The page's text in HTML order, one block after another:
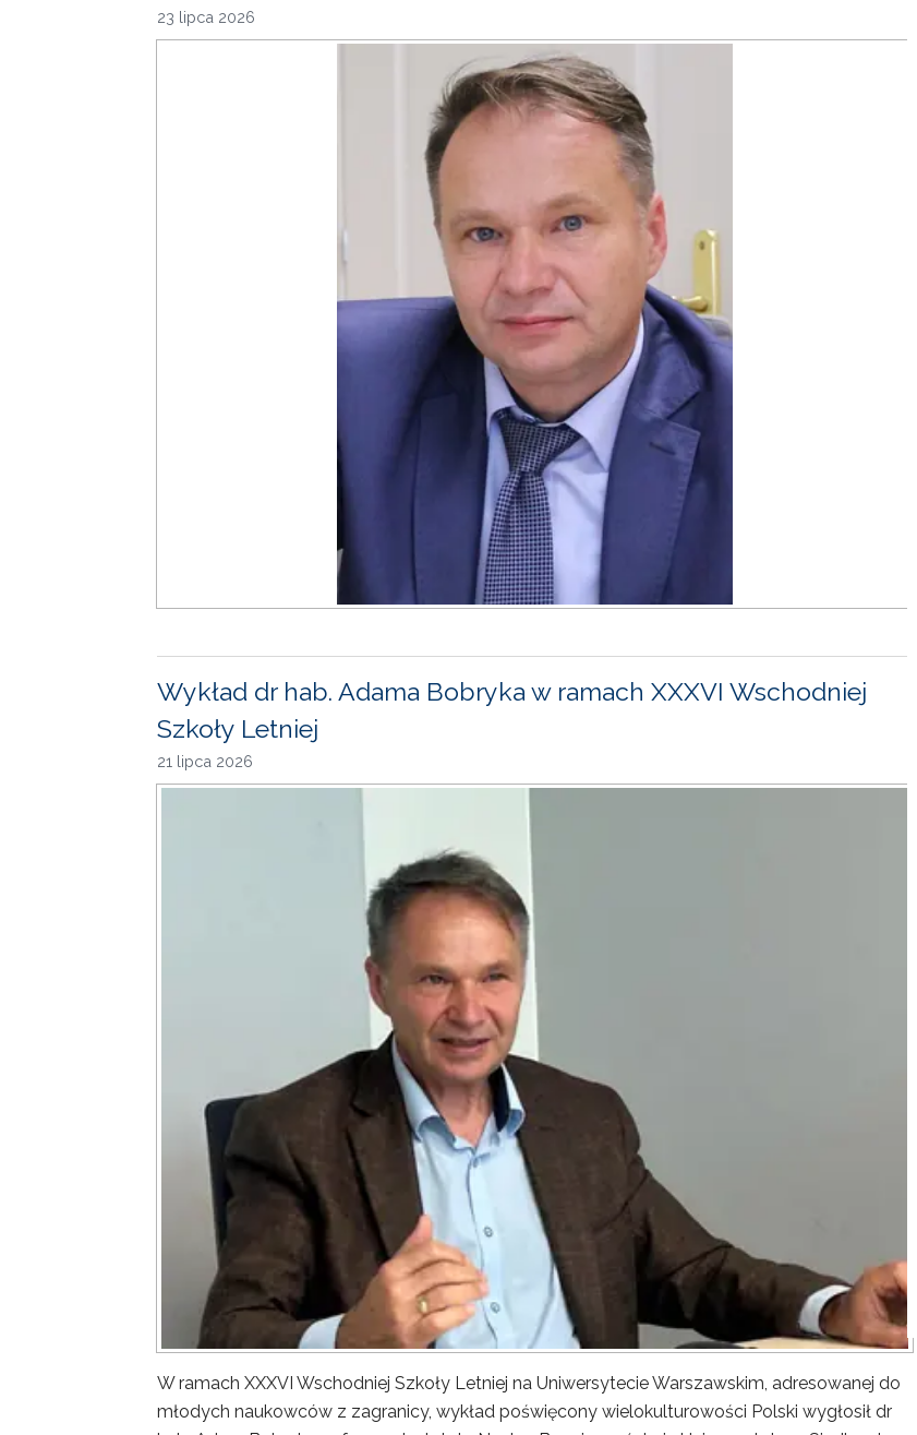
23 lipca 2026
Wykład dr hab. Adama Bobryka w ramach XXXVI Wschodniej
Szkoły Letniej
21 lipca 2026
W ramach XXXVI Wschodniej Szkoły Letniej na Uniwersytecie Warszawskim, adresowanej do
młodych naukowców z zagranicy, wykład poświęcony wielokulturowości Polski wygłosił dr